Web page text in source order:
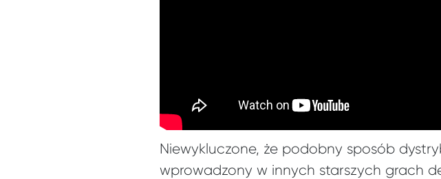
Niewykluczone, że podobny sposób
wprowadzony w innych starszych grach